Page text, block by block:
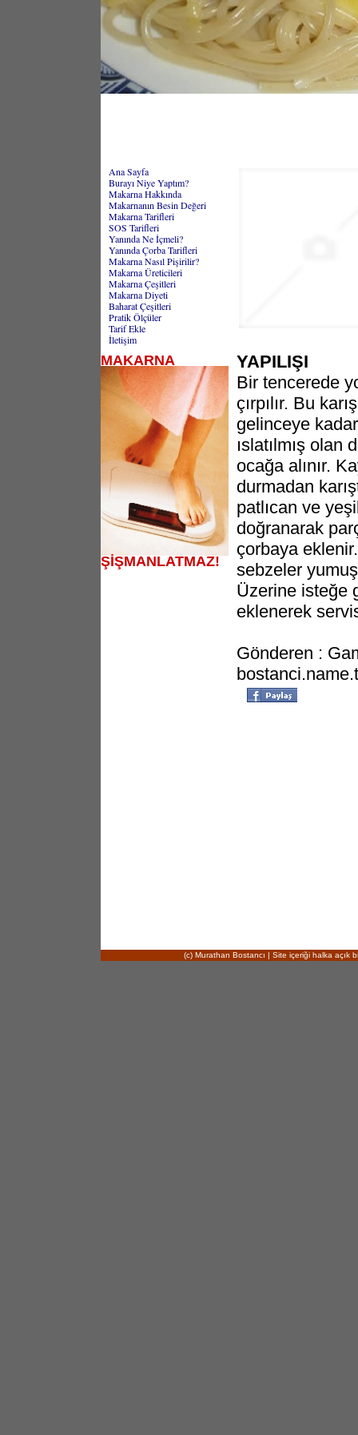
Ana Sayfa
Burayı Niye Yaptım?
Makarna Hakkında
Makarnanın Besin Değeri
Makarna Tarifleri
SOS Tarifleri
Yanında Ne İçmeli?
Yanında Çorba Tarifleri
Makarna Nasıl Pişirilir?
Makarna Üreticileri
Makarna Çeşitleri
Makarna Diyeti
Baharat Çeşitleri
Pratik Ölçüler
Tarif Ekle
İletişim
MAKARNA
ŞİŞMANLATMAZ!
YAPILIŞI
Bir tencerede
çırpılır. Bu
gelinceye
ıslatılmış
ocağa alınır.
durmadan
patlıcan ve
doğranarak
çorbaya
sebzeler
Üzerine isteğe
eklenerek
Gönderen :
(c) Murathan Bostancı | Site içeriği halka açık